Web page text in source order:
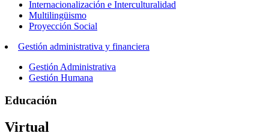
Internacionalización e Interculturalidad
Multilingüismo
Proyección Social
Gestión administrativa y financiera
Gestión Administrativa
Gestión Humana
Educación
Virtual